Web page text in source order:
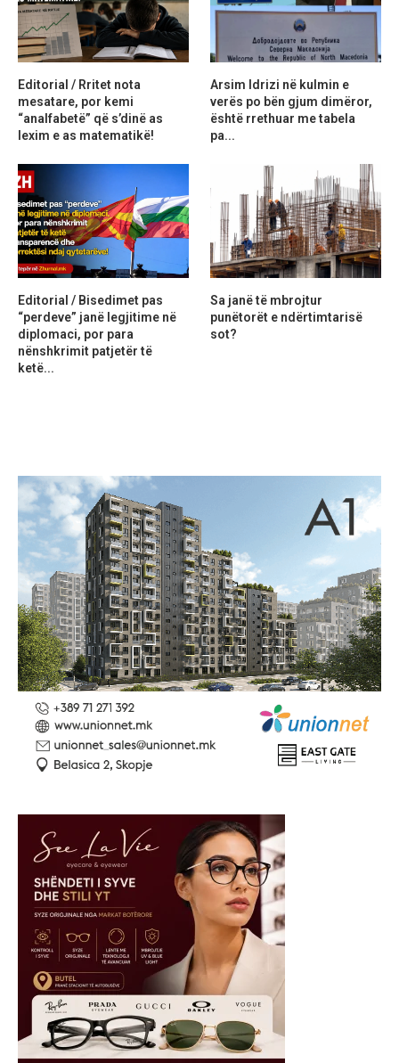
Editorial / Rritet nota
mesatare, por kemi
“analfabetë” që s’dinë as
lexim e as matematikë!
Arsim Idrizi në kulmin e
verës po bën gjum dimëror,
është rrethuar me tabela
pa...
Editorial / Bisedimet pas
“perdeve” janë legjitime në
diplomaci, por para
nënshkrimit patjetër të
ketë...
Sa janë të mbrojtur
punëtorët e ndërtimtarisë
sot?